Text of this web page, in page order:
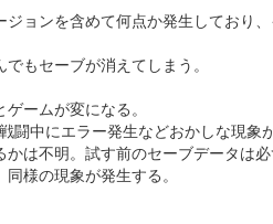
ョンを含めて何点か発生しており
もセーブが消えてしまう。
ームが変になる。
中にエラー発生などおかしな現象
は不明。試す前のセーブデータは
様の現象が発生する。